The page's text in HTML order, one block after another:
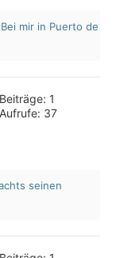
mir in Puerto de
Beiträge: 1
Aufrufe: 37
seinen